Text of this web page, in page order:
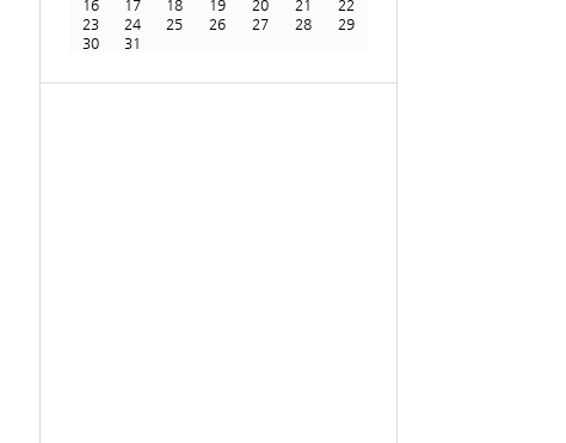
16
17 18 19 20 21
22
23
24 25 26 27 28
29
30
31